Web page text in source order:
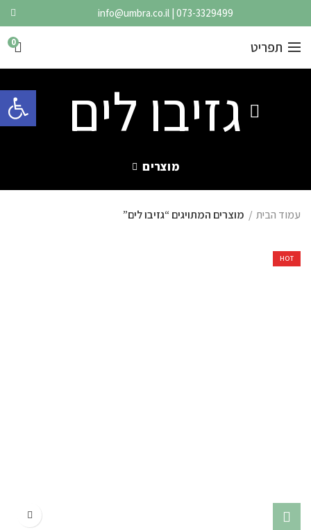
073-3329499
|
info@umbra.co.il
תפריט 0
גזיבו לים
מוצרים
עמוד הבית מוצרים המתויגים “גזיבו לים”
HOT